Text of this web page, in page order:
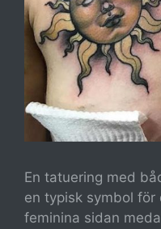
En tatuering med
en typisk symbol för
feminina sidan